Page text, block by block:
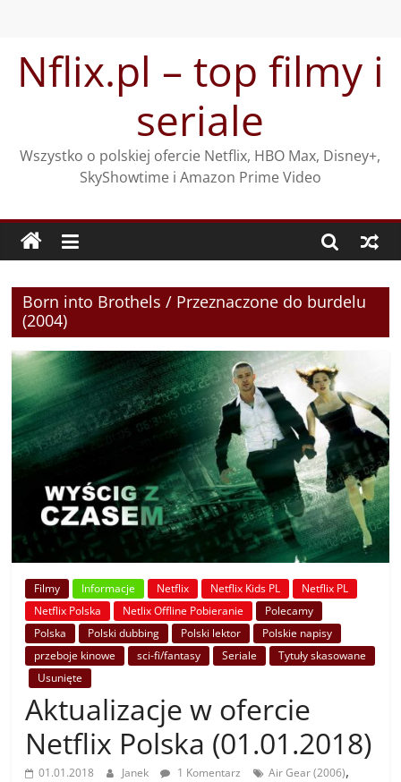
treściNflix.pl – top filmy i
seriale
Wszystko o polskiej ofercie Netflix, HBO Max, Disney+,
SkyShowtime i Amazon Prime Video
Born into Brothels / Przeznaczone do burdelu
(2004)
Filmy Informacje Netflix Netflix Kids PL
Netflix PL
Netflix Polska
Netlix Offline Pobieranie
Polecamy
Polska
Polski dubbing Polski lektor
Polskie napisy
przeboje kinowe
sci-fi/fantasy Seriale
Tytuły skasowane
Usunięte
Aktualizacje w ofercie
Netflix Polska (01.01.2018)
01.01.2018 Janek 1 Komentarz Air Gear (2006),